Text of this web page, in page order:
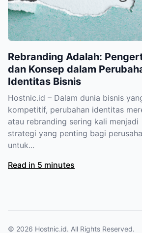
Rebranding Adalah:
dan Konsep dalam
Identitas Bisnis
Hostnic.id – Dalam dunia bisnis
kompetitif, perubahan identitas
atau rebranding sering kali menjadi
strategi yang penting bagi
untuk...
Read in 5 minutes
© 2026 Hostnic.id. All Rights Reserved.